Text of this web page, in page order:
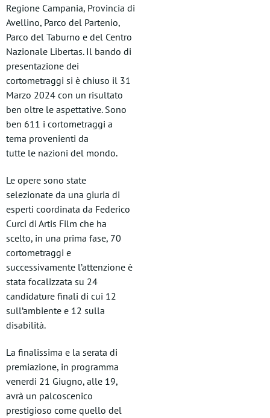
Regione Campania, Provincia di
Avellino, Parco del Partenio,
Parco del Taburno e del Centro
Nazionale Libertas. Il bando di
presentazione dei
cortometraggi si è chiuso il 31
Marzo 2024 con un risultato
ben oltre le aspettative. Sono
ben 611 i cortometraggi a
tema provenienti da
tutte le nazioni del mondo.
Le opere sono state
selezionate da una giuria di
esperti coordinata da Federico
Curci di Artis Film che ha
scelto, in una prima fase, 70
cortometraggi e
successivamente l’attenzione è
stata focalizzata su 24
candidature finali di cui 12
sull’ambiente e 12 sulla
disabilità.
La finalissima e la serata di
premiazione, in programma
venerdi 21 Giugno, alle 19,
avrà un palcoscenico
prestigioso come quello del